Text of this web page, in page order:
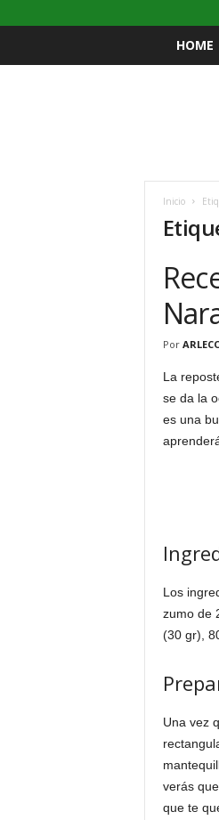
HOME
Inicio
Por
La
se da la
es una
Los
zumo de
(30 gr),
Una vez
verás
que te